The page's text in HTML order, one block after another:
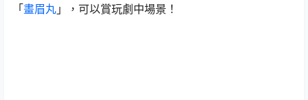
「畫眉丸 」，可以賞玩劇中場景！